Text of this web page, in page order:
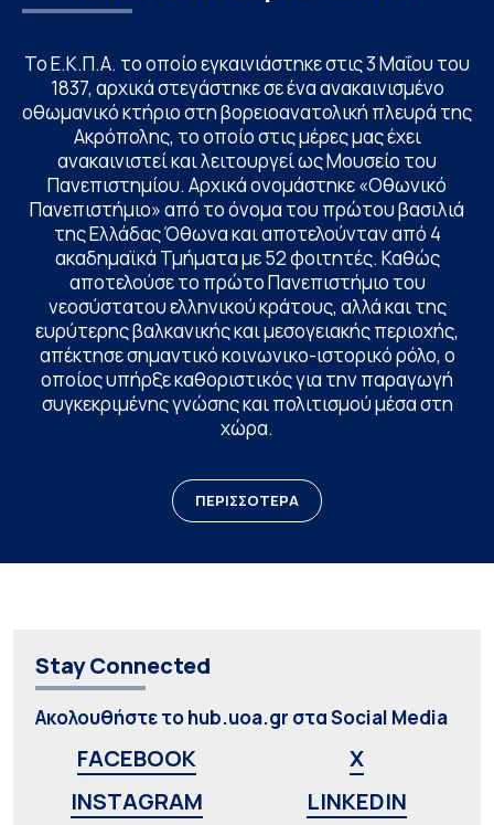
Το Ε.Κ.Π.Α. το οποίο εγκαινιάστηκε στις 3 Μαΐου του
1837, αρχικά στεγάστηκε σε ένα ανακαινισμένο
οθωμανικό κτήριο στη βορειοανατολική πλευρά της
Ακρόπολης, το οποίο στις μέρες μας έχει
ανακαινιστεί και λειτουργεί ως Μουσείο του
Πανεπιστημίου. Αρχικά ονομάστηκε «Οθωνικό
Πανεπιστήμιο» από το όνομα του πρώτου βασιλιά
της Ελλάδας Όθωνα και αποτελούνταν από 4
ακαδημαϊκά Τμήματα με 52 φοιτητές. Καθώς
αποτελούσε το πρώτο Πανεπιστήμιο του
νεοσύστατου ελληνικού κράτους, αλλά και της
ευρύτερης βαλκανικής και μεσογειακής περιοχής,
απέκτησε σημαντικό κοινωνικο-ιστορικό ρόλο, ο
οποίος υπήρξε καθοριστικός για την παραγωγή
συγκεκριμένης γνώσης και πολιτισμού μέσα στη
χώρα.
ΠΕΡΙΣΣΟΤΕΡΑ
Stay Connected
Ακολουθήστε το hub.uoa.gr στα Social Media
FACEBOOK
X
INSTAGRAM
LINKEDIN